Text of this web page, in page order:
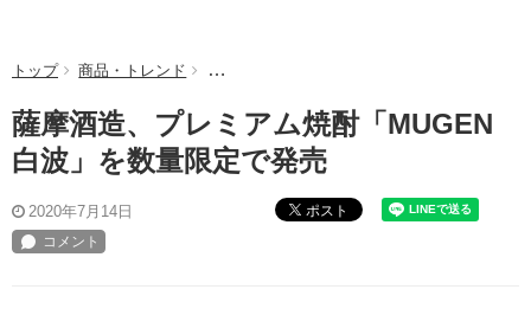
トップ 商品・トレンド 薩摩酒造、プレミアム焼酎「MUGEN白波」
薩摩酒造、プレミアム焼酎「MUGEN
白波」を数量限定で発売
2020年7月14日 ポスト